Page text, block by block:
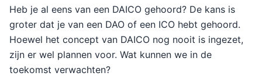
Heb je al eens van een DAICO gehoord? De kans is
groter dat je van een DAO of een ICO hebt gehoord.
Hoewel het concept van DAICO nog nooit is ingezet,
zijn er wel plannen voor. Wat kunnen we in de
toekomst verwachten?